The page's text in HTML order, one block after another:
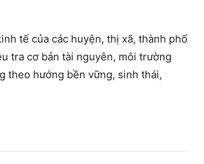
tế của các huyện, thị xã, thành phố
tra cơ bản tài nguyên, môi trường
theo hướng bền vững, sinh thái,